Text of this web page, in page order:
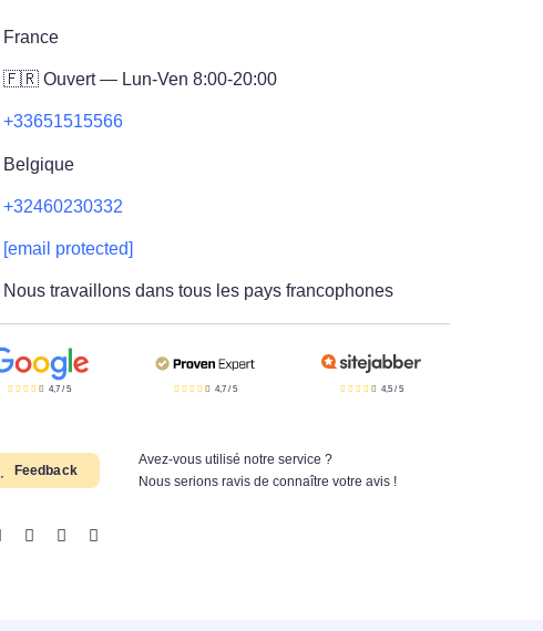
France
🇫🇷 Ouvert — Lun-Ven 8:00-20:00
+33651515566
Belgique
+32460230332
[email protected]
Nous travaillons dans tous les pays francophones
4,7/ 5 4,7/ 5 4,5/ 5
Feedback
Avez-vous utilisé notre service ?
Nous serions ravis de connaître votre avis !